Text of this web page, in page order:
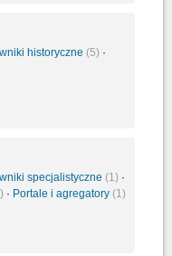
historyczne (5) ·
specjalistyczne (1) ·
· Portale i agregatory (1)